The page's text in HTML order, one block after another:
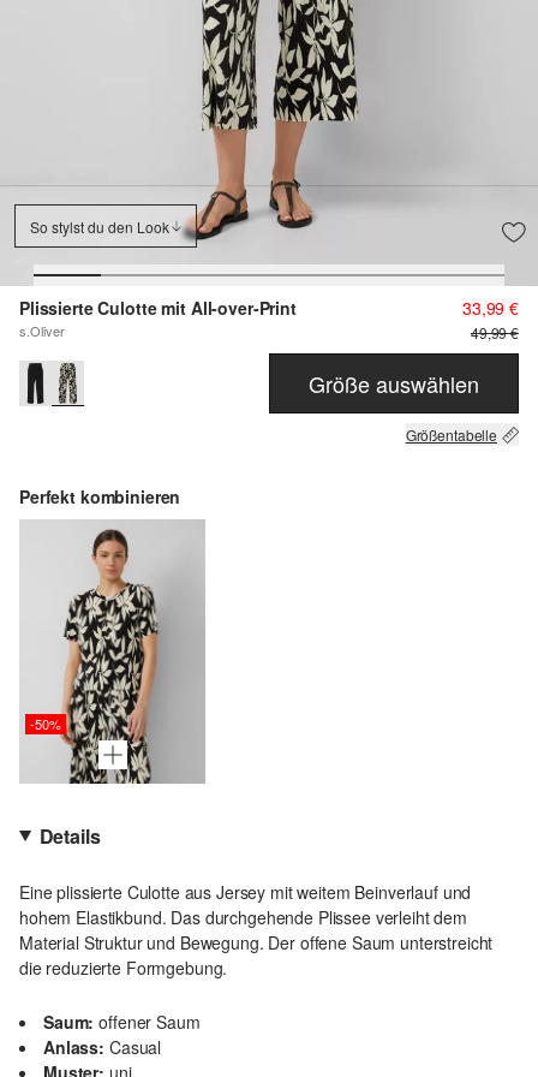
So stylst du den Look
Plissierte Culotte mit All-over-Print
s.Oliver
33,99 €
49,99 €
Größe auswählen
Größentabelle
Perfekt kombinieren
-50%
Details
Eine plissierte Culotte aus Jersey mit weitem Beinverlauf und
hohem Elastikbund. Das durchgehende Plissee verleiht dem
Material Struktur und Bewegung. Der offene Saum unterstreicht
die reduzierte Formgebung.
Saum: offener Saum
Anlass: Casual
Muster: uni